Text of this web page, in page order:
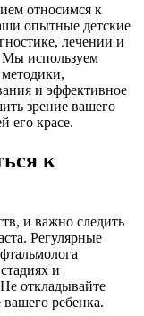
относимся к
опытные детские
лечении и
Мы используем
и эффективное
зрение вашего
его красе.
к
и важно следить
Регулярные
и
откладывайте
вашего ребенка.